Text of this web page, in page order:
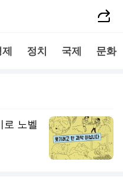
정치 국제 문화
로 노벨